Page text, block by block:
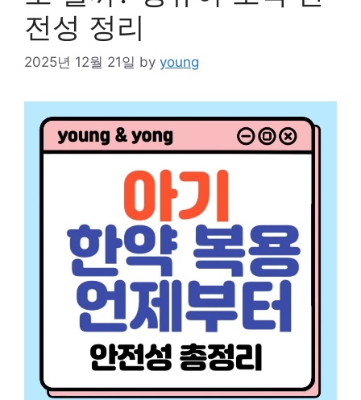
전성 정리
2025년 12월 21일 by young